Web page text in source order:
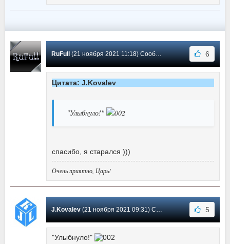
RuFull (21 ноября 2021 11:18) Сообщение #1 6
Цитата: J.Kovalev
"Улыбнуло!"
спасибо, я старался )))
Очень приятно, Царь!
J.Kovalev(21 ноября 2021 09:31) Сообщение #0 5
"Улыбнуло!"